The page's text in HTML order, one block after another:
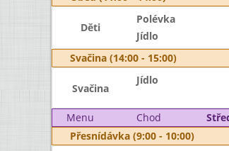
Děti
Polévka
Jídlo
Svačina (14:00 - 15:00)
Svačina
Jídlo
Menu Chod
Přesnídávka (9:00 - 10:00)